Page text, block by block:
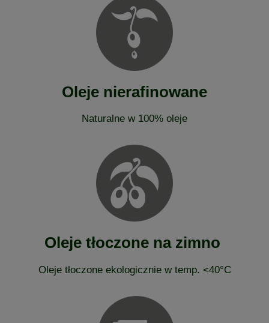
Oleje nierafinowane
Naturalne w 100% oleje
Oleje tłoczone na zimno
Oleje tłoczone ekologicznie w temp. <40°C